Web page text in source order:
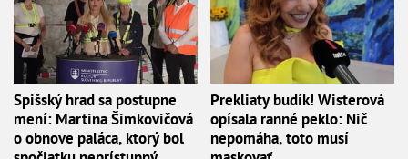
Spišský hrad sa postupne
mení: Martina Šimkovičová
o obnove paláca, ktorý bol
Prekliaty budík! Wisterová
opísala ranné peklo: Nič
nepomáha, toto musí